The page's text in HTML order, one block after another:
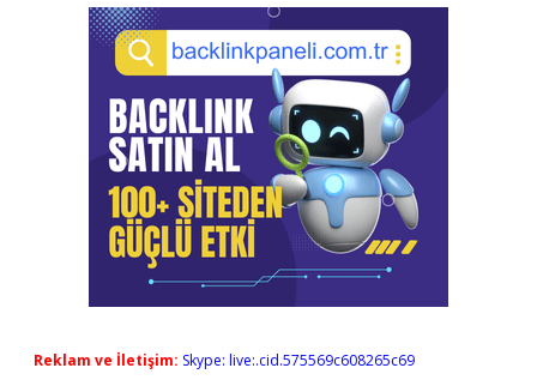
Reklam ve İletişim: Skype: live:.cid.575569c608265c69